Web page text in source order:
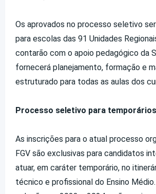
Os aprovados no processo seletivo
para escolas das 91 Unidades
contarão com o apoio pedagógico da
fornecerá planejamento, formação e
estruturado para todas as aulas dos
Processo seletivo para temporários
As inscrições para o atual processo
FGV são exclusivas para candidatos
atuar, em caráter temporário, no
técnico e profissional do Ensino